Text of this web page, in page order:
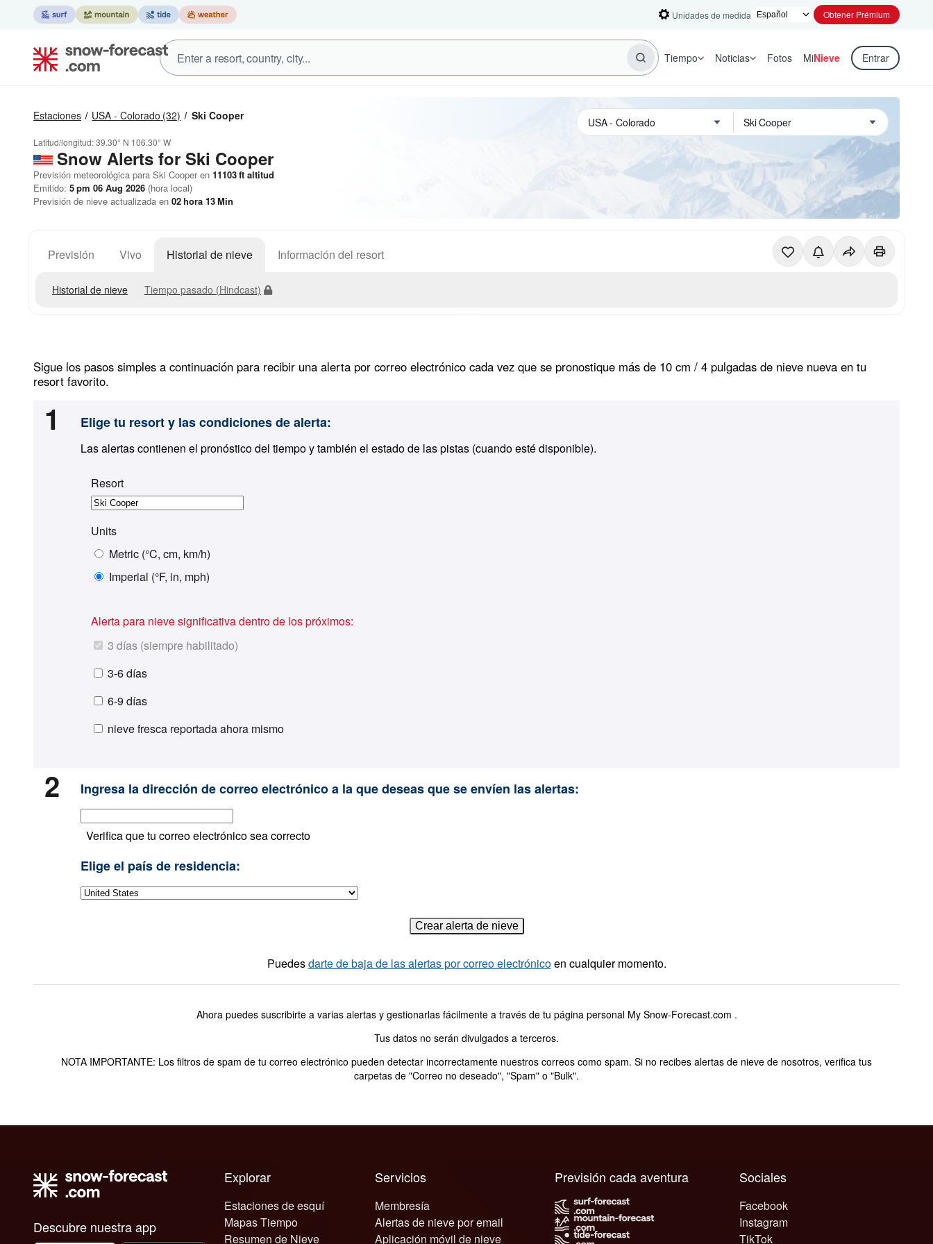
Unidades de medida Obtener Prémium
Tiempo Noticias Fotos MiNieve Entrar
Estaciones USA - Colorado (32) Ski Cooper
Latitud/longitud:39.30° N 106.30° W
Snow Alerts for Ski Cooper
Previsión meteorológica para Ski Cooper en 11103ft altitud
Emitido: 5 pm 06 Aug 2026 (hora local)
Previsión de nieve actualizada en 02hora 13Min
Previsión Vivo Historial de nieve Información del resort
Historial de nieve Tiempo pasado (Hindcast)
Sigue los pasos simples a continuación para recibir una alerta por correo electrónico cada vez que se pronostique más de 10 cm / 4 pulgadas de nieve nueva en tu
resort favorito.
1 Elige tu resort y las condiciones de alerta:
Las alertas contienen el pronóstico del tiempo y también el estado de las pistas (cuando esté disponible).
Resort
Units
Metric (°C, cm, km/h)
Imperial (°F, in, mph)
Alerta para nieve significativa dentro de los próximos:
3 días (siempre habilitado)
3-6 días
6-9 días
nieve fresca reportada ahora mismo
2 Ingresa la dirección de correo electrónico a la que deseas que se envíen las alertas:
Verifica que tu correo electrónico sea correcto
Elige el país de residencia:
Puedesdarte de baja de las alertas por correo electrónicoen cualquier momento.
Ahora puedes suscribirte a varias alertas y gestionarlas fácilmente a través de tu página personal My Snow-Forecast.com .
Tus datos no serán divulgados a terceros.
NOTA IMPORTANTE: Los filtros de spam de tu correo electrónico pueden detectar incorrectamente nuestros correos como spam. Si no recibes alertas de nieve de nosotros, verifica tus
carpetas de "Correo no deseado", "Spam" o "Bulk".
Descubre nuestra app
Explorar
Estaciones de esquí
Mapas Tiempo
Resumen de Nieve
Servicios
Membresía
Alertas de nieve por email
Aplicación móvil de nieve
Sociales
Facebook
Instagram
TikTok
Previsión cada aventura